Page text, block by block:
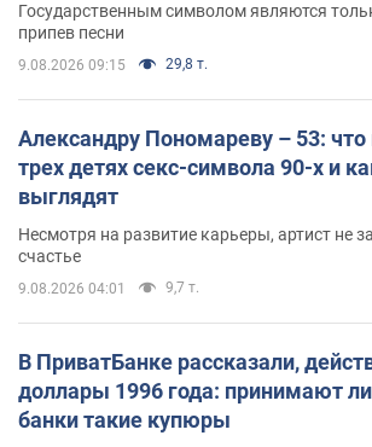
Государственным символом являются
припев песни
9.08.2026 09:15 29,8 т.
Александру Пономареву – 53: что
трех детях секс-символа 90-х и
выглядят
Несмотря на развитие карьеры, артист не
счастье
9.08.2026 04:01 9,7 т.
В ПриватБанке рассказали,
доллары 1996 года: принимают
банки такие купюры